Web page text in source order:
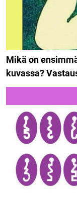
Mikä on
kuvassa?